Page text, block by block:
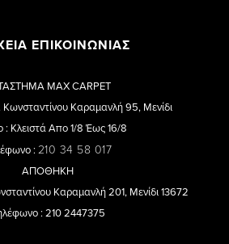
ΕΠΙΚΟΙΝΩΝΙΑΣ
MAX CARPET
Καραμανλή 95, Μενίδι
: Κλειστά Απο 1/8 Έως 16/8
: 210 34 58 017
ΑΠΟΘΗΚΗ
Καραμανλή 201, Μενίδι 13672
: 210 2447375